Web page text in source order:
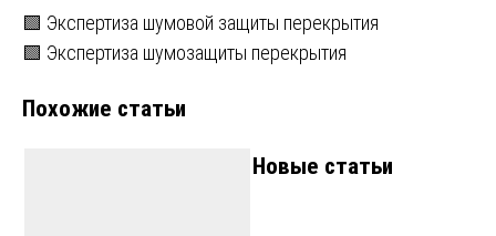
Навигация
записям
🟩 Экспертиза шумовой защиты перекрытия
🟩 Экспертиза шумозащиты перекрытия
Похожие статьи
Новые статьи